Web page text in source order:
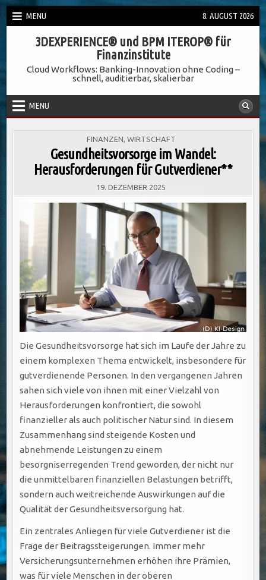
Skip
to
MENU 8. AUGUST 2026
3DEXPERIENCE® und BPM ITEROP® für
Finanzinstitute
Cloud Workflows: Banking-Innovation ohne Coding –
schnell, auditierbar, skalierbar
MENU
POSTED
IN
FINANZEN WIRTSCHAFT
Gesundheitsvorsorge im Wandel:
Herausforderungen für Gutverdiener**
19. DEZEMBER 2025
Die Gesundheitsvorsorge hat sich im Laufe der Jahre zu
einem komplexen Thema entwickelt, insbesondere für
gutverdienende Personen. In den vergangenen Jahren
sahen sich viele von ihnen mit einer Vielzahl von
Herausforderungen konfrontiert, die sowohl
finanzieller als auch politischer Natur sind. In diesem
Zusammenhang sind steigende Kosten und
abnehmende Leistungen zu einem
besorgniserregenden Trend geworden, der nicht nur
die unmittelbaren finanziellen Belastungen betrifft,
sondern auch weitreichende Auswirkungen auf die
Qualität der Gesundheitsversorgung hat.
Ein zentrales Anliegen für viele Gutverdiener ist die
Frage der Beitragssteigerungen. Immer mehr
Versicherungsunternehmen erhöhen ihre Prämien,
was für viele Menschen in der oberen